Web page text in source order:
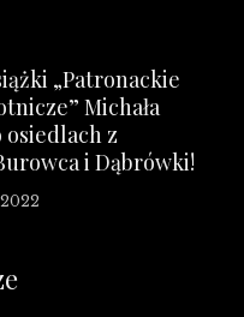
„Patronackie
Michała
osiedlach z
i Dąbrówki!